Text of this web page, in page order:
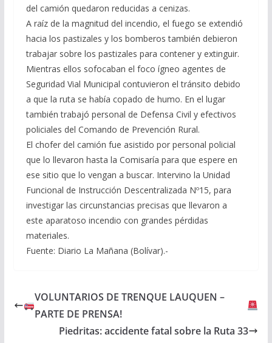
del camión quedaron reducidas a cenizas.
A raíz de la magnitud del incendio, el fuego se extendió
hacia los pastizales y los bomberos también debieron
trabajar sobre los pastizales para contener y extinguir.
Mientras ellos sofocaban el foco ígneo agentes de
Seguridad Vial Municipal contuvieron el tránsito debido
a que la ruta se había copado de humo. En el lugar
también trabajó personal de Defensa Civil y efectivos
policiales del Comando de Prevención Rural.
El chofer del camión fue asistido por personal policial
que lo llevaron hasta la Comisaría para que espere en
ese sitio que lo vengan a buscar. Intervino la Unidad
Funcional de Instrucción Descentralizada Nº15, para
investigar las circunstancias precisas que llevaron a
este aparatoso incendio con grandes pérdidas
materiales.
Fuente: Diario La Mañana (Bolívar).-
VOLUNTARIOS DE TRENQUE LAUQUEN –
PARTE DE PRENSA!
Piedritas: accidente fatal sobre la Ruta 33